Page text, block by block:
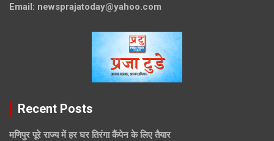
Email: newsprajatoday@yahoo.com
Recent Posts
मणिपुर पूरे राज्य में हर घर तिरंगा कैंपेन के लिए तैयार